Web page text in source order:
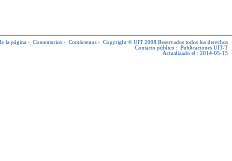
la página - Comentarios - Contáctenos - Copyright © UIT 2008 Reservados todos los derechos
Contacto público : Publicaciones UIT-T
Actualizado el : 2014-05-15